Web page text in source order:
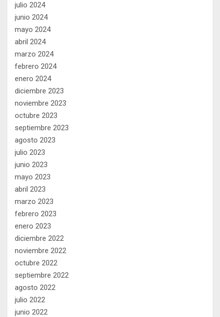
julio 2024
junio 2024
mayo 2024
abril 2024
marzo 2024
febrero 2024
enero 2024
diciembre 2023
noviembre 2023
octubre 2023
septiembre 2023
agosto 2023
julio 2023
junio 2023
mayo 2023
abril 2023
marzo 2023
febrero 2023
enero 2023
diciembre 2022
noviembre 2022
octubre 2022
septiembre 2022
agosto 2022
julio 2022
junio 2022